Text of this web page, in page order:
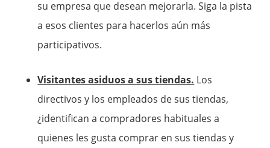
su empresa que desean mejorarla. Siga la pista
a esos clientes para hacerlos aún más
participativos.
Visitantes asiduos a sus tiendas. Los
directivos y los empleados de sus tiendas,
¿identifican a compradores habituales a
quienes les gusta comprar en sus tiendas y